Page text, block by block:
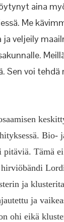
aina
Me
veljeily
Sen voi
Bio-
Tämä ei
ja
ja
ohi eikä